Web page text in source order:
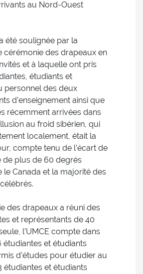
au Nord-Ouest
été soulignée par la
cérémonie des drapeaux en
et à laquelle ont pris
étudiants et
personnel des deux
d’enseignement ainsi que
récemment arrivées dans
au froid sibérien, qui
localement, était la
compte tenu de l’écart de
de plus de 60 degrés
le Canada et la majorité des
des drapeaux a réuni des
et représentants de 40
l’UMCE compte dans
étudiantes et étudiants
d’études pour étudier au
étudiantes et étudiants